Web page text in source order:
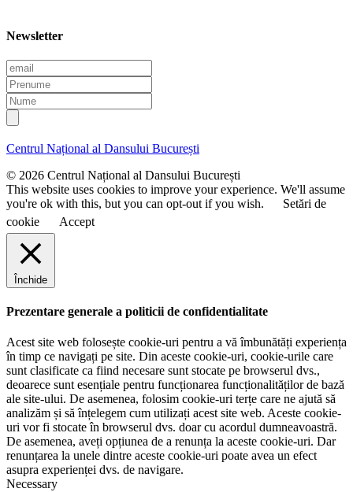
Newsletter
E
m
a
i
l
P
r
e
n
m
N
u
m
e
Centrul Național al Dansului București
© 2026 Centrul Național al Dansului București
This website uses cookies to improve your experience. We'll assume
you're ok with this, but you can opt-out if you wish.
Setări de
cookie
Accept
Închide
Prezentare generale a politicii de confidentialitate
Acest site web folosește cookie-uri pentru a vă îmbunătăți experiența
în timp ce navigați pe site. Din aceste cookie-uri, cookie-urile care
sunt clasificate ca fiind necesare sunt stocate pe browserul dvs.,
deoarece sunt esențiale pentru funcționarea funcționalităților de bază
ale site-ului. De asemenea, folosim cookie-uri terțe care ne ajută să
analizăm și să înțelegem cum utilizați acest site web. Aceste cookie-
uri vor fi stocate în browserul dvs. doar cu acordul dumneavoastră.
De asemenea, aveți opțiunea de a renunța la aceste cookie-uri. Dar
renunțarea la unele dintre aceste cookie-uri poate avea un efect
asupra experienței dvs. de navigare.
Necessary